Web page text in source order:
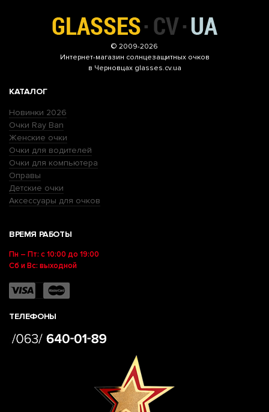
© 2009-2026
Интернет-магазин солнцезащитных очков
в Черновцах glasses.cv.ua
КАТАЛОГ
Новинки 2026
Очки Ray Ban
Женские очки
Очки для водителей
Очки для компьютера
Оправы
Детские очки
Аксессуары для очков
ВРЕМЯ РАБОТЫ
Пн – Пт: с 10:00 до 19:00
Сб и Вс: выходной
ТЕЛЕФОНЫ